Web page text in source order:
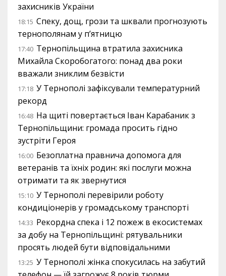
захисників України
18:15 Спеку, дощ, грози та шквали прогнозують
тернополянам у п’ятницю
17:40 Тернопільщина втратила захисника
Михайла Скоробогатого: понад два роки
вважали зниклим безвісти
17:18 У Тернополі зафіксували температурний
рекорд
16:48 На щиті повертається Іван Карабаник з
Тернопільщини: громада просить гідно
зустріти Героя
16:00 Безоплатна правнича допомога для
ветеранів та їхніх родин: які послуги можна
отримати та як звернутися
15:10 У Тернополі перевірили роботу
кондиціонерів у громадському транспорті
14:33 Рекордна спека і 12 пожеж в екосистемах
за добу на Тернопільщині: рятувальники
просять людей бути відповідальними
13:25 У Тернополі жінка спокусилась на забутий